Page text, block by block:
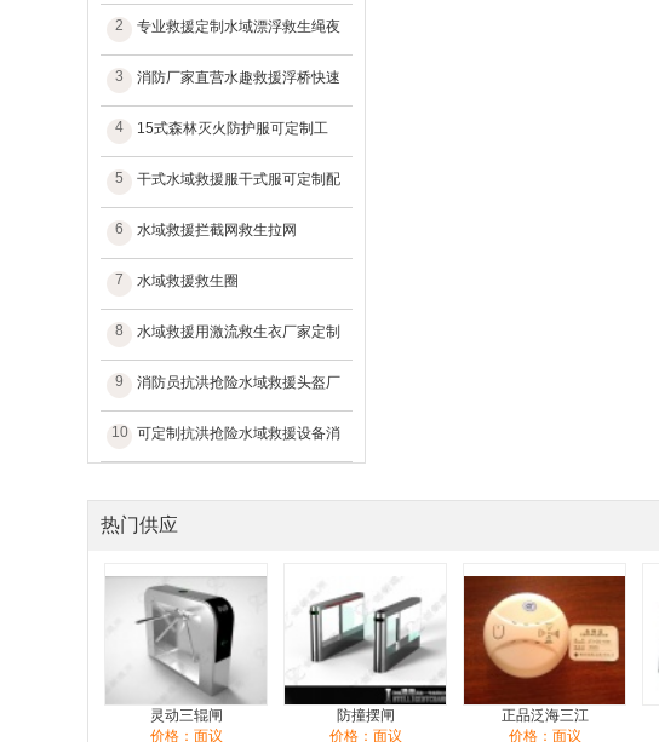
2 专业救援定制水域漂浮救生绳夜
3 消防厂家直营水趣救援浮桥快速
4 15式森林灭火防护服可定制工
5 干式水域救援服干式服可定制配
6 水域救援拦截网救生拉网
7 水域救援救生圈
8 水域救援用激流救生衣厂家定制
9 消防员抗洪抢险水域救援头盔厂
10 可定制抗洪抢险水域救援设备消
热门供应
灵动三辊闸
价格：面议
防撞摆闸
价格：面议
正品泛海三江
价格：面议